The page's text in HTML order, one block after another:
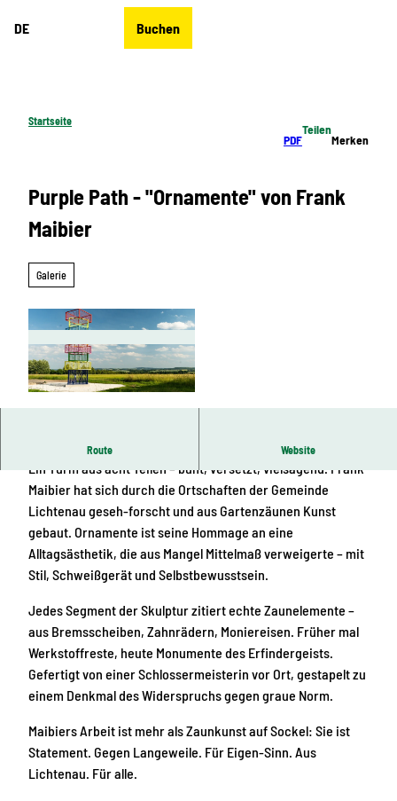
DE Buchen
Startseite
PDF
Teilen
Merken
Purple Path - "Ornamente" von Frank
Maibier
Galerie
mnitz 2025 gGmbH
Route Website
Kunstwerk an der Chemnitzer Str. Höhe Gewerbegebiet
Ein Turm aus acht Teilen – bunt, versetzt, vielsagend. Frank
Maibier hat sich durch die Ortschaften der Gemeinde
Lichtenau geseh-forscht und aus Gartenzäunen Kunst
gebaut. Ornamente ist seine Hommage an eine
Alltagsästhetik, die aus Mangel Mittelmaß verweigerte – mit
Stil, Schweißgerät und Selbstbewusstsein.
Jedes Segment der Skulptur zitiert echte Zaunelemente –
aus Bremsscheiben, Zahnrädern, Moniereisen. Früher mal
Werkstoffreste, heute Monumente des Erfindergeists.
Gefertigt von einer Schlossermeisterin vor Ort, gestapelt zu
einem Denkmal des Widerspruchs gegen graue Norm.
Maibiers Arbeit ist mehr als Zaunkunst auf Sockel: Sie ist
Statement. Gegen Langeweile. Für Eigen-Sinn. Aus
Lichtenau. Für alle.